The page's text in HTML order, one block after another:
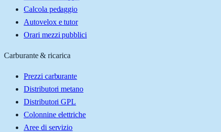
Calcola pedaggio
Autovelox e tutor
Orari mezzi pubblici
Carburante & ricarica
Prezzi carburante
Distributori metano
Distributori GPL
Colonnine elettriche
Aree di servizio